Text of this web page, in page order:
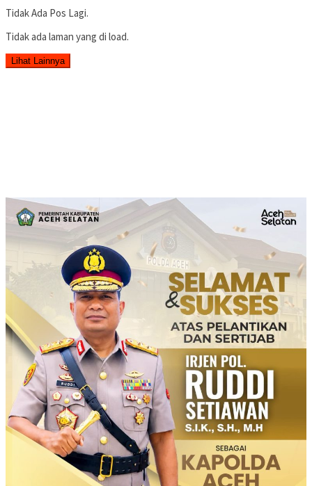
Tidak Ada Pos Lagi.
Tidak ada laman yang di load.
Lihat Lainnya